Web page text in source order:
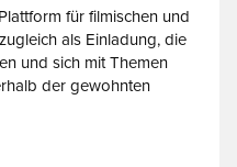
für filmischen und
als Einladung, die
und sich mit Themen
der gewohnten